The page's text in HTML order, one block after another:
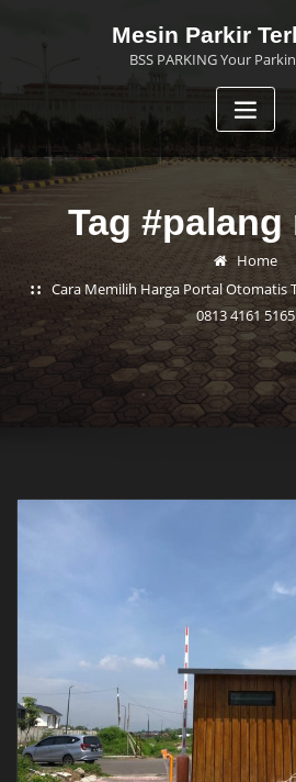
Mesin Parkir
BSS PARKING Your
Tag #palang
Home
Cara Memilih Harga Portal Otomatis
0813 4161 5165